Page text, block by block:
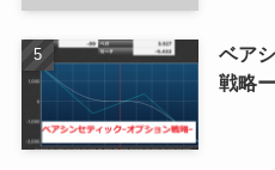
ベア
戦略ー